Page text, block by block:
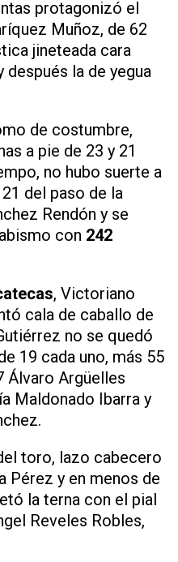
protagonizó el
Muñoz, de 62
jineteada cara
después la de yegua
de costumbre,
a pie de 23 y 21
no hubo suerte a
del paso de la
Rendón y se
con 242
, Victoriano
cala de caballo de
no se quedó
19 cada uno, más 55
Álvaro Argüelles
Maldonado Ibarra y
toro, lazo cabecero
Pérez y en menos de
la terna con el pial
Reveles Robles,